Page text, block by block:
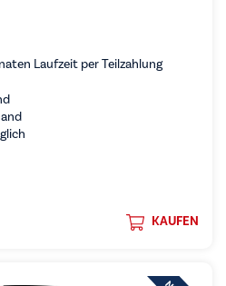
Laufzeit per Teilzahlung
KAUFEN